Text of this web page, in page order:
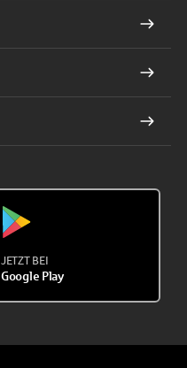
JETZT BEI
Google Play